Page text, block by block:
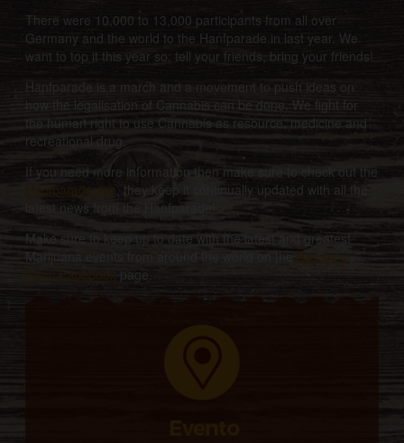
There were 10,000 to 13,000 participants from all over
Germany and the world to the Hanfparade in last year. We
want to top it this year so: tell your friends, bring your friends!
Hanfparade is a march and a movement to push ideas on
how the legalisation of Cannabis can be done. We fight for
the human right to use Cannabis as resource, medicine and
recreational drug.
If you need more information then make sure to check out the
Hanfparade site , they keep it continually updated with all the
latest news from the Hanfparade!
Make sure to keep up to date with the latest and greatest
Marijuana events from around the world on the Barney’s
page.